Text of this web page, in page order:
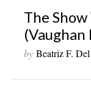
The
(Vaughan
by Beatriz F.